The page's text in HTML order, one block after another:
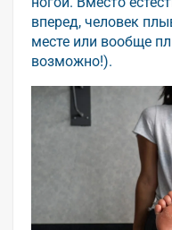
вперед, человек
месте или вообще
возможно!).